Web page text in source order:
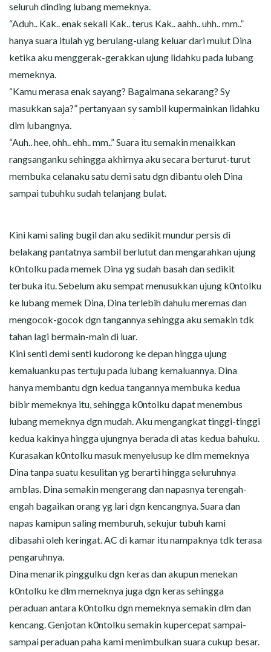
seluruh dinding lubang memeknya.
“Aduh.. Kak.. enak sekali Kak.. terus Kak.. aahh.. uhh.. mm..”
hanya suara itulah yg berulang-ulang keluar dari mulut Dina
ketika aku menggerak-gerakkan ujung lidahku pada lubang
memeknya.
“Kamu merasa enak sayang? Bagaimana sekarang? Sy
masukkan saja?” pertanyaan sy sambil kupermainkan lidahku
dlm lubangnya.
“Auh.. hee, ohh.. ehh.. mm..” Suara itu semakin menaikkan
rangsanganku sehingga akhirnya aku secara berturut-turut
membuka celanaku satu demi satu dgn dibantu oleh Dina
sampai tubuhku sudah telanjang bulat.
Kini kami saling bugil dan aku sedikit mundur persis di
belakang pantatnya sambil berlutut dan mengarahkan ujung
k0ntolku pada memek Dina yg sudah basah dan sedikit
terbuka itu. Sebelum aku sempat menusukkan ujung k0ntolku
ke lubang memek Dina, Dina terlebih dahulu meremas dan
mengocok-gocok dgn tangannya sehingga aku semakin tdk
tahan lagi bermain-main di luar.
Kini senti demi senti kudorong ke depan hingga ujung
kemaluanku pas tertuju pada lubang kemaluannya. Dina
hanya membantu dgn kedua tangannya membuka kedua
bibir memeknya itu, sehingga k0ntolku dapat menembus
lubang memeknya dgn mudah. Aku mengangkat tinggi-tinggi
kedua kakinya hingga ujungnya berada di atas kedua bahuku.
Kurasakan k0ntolku masuk menyelusup ke dlm memeknya
Dina tanpa suatu kesulitan yg berarti hingga seluruhnya
amblas. Dina semakin mengerang dan napasnya terengah-
engah bagaikan orang yg lari dgn kencangnya. Suara dan
napas kamipun saling memburuh, sekujur tubuh kami
dibasahi oleh keringat. AC di kamar itu nampaknya tdk terasa
pengaruhnya.
Dina menarik pinggulku dgn keras dan akupun menekan
k0ntolku ke dlm memeknya juga dgn keras sehingga
peraduan antara k0ntolku dgn memeknya semakin dlm dan
kencang. Genjotan k0ntolku semakin kupercepat sampai-
sampai peraduan paha kami menimbulkan suara cukup besar.